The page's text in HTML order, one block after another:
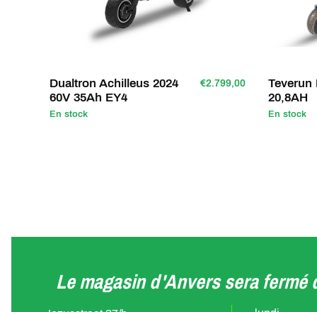
compacteet légèreque la Dualtron
réduit de quelques centimètres, tout comme
entendu la puissance folle est au rendez-
Dualtron Achilleus 2024
60V 35Ah EY4
€2.799,00
En stock
Teverun
20,8AH
En stock
Le magasin d'Anvers sera fermé